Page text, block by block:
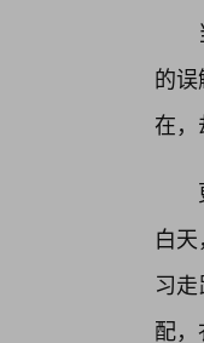
的
在
白
习
配